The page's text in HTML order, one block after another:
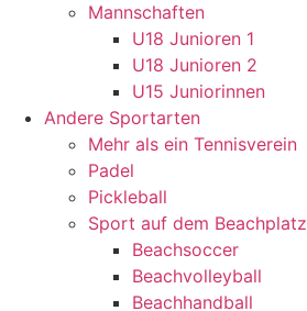
Mannschaften
U18 Junioren 1
U18 Junioren 2
U15 Juniorinnen
Andere Sportarten
Mehr als ein Tennisverein
Padel
Pickleball
Sport auf dem Beachplatz
Beachsoccer
Beachvolleyball
Beachhandball